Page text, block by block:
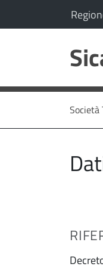
vai al contenuto
vai al menu principale
Il
Società